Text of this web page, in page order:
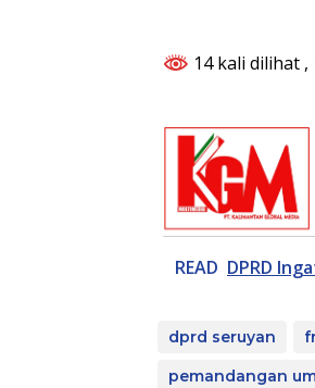
14 kali dilihat ,
READ DPRD
dprd seruyan
pemandangan